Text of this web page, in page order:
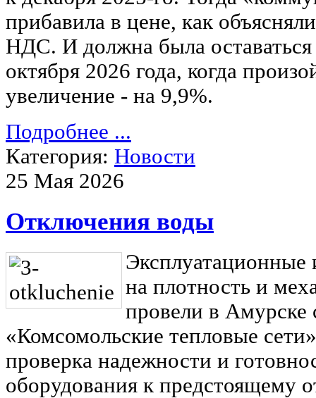
прибавила в цене, как
НДС. И должна была
октября 2026 года, когда
увеличение - на 9,9%.
Подробнее ...
Категория: Новости
25 Мая 2026
Отключения воды
Эксплуатационные
на плотность и
провели в Амурске
«Комсомольские тепловые
проверка надежности и
оборудования к предстоящему